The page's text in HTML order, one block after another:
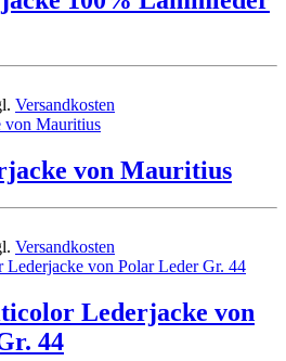
Versandkosten
von Mauritius
Versandkosten
Lederjacke von
44